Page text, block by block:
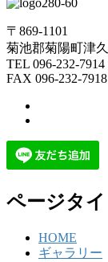
〒869-1101
菊池郡菊陽町津
TEL 096-232-7914
FAX 096-232-7918
ページタ
HOME
ギャラリー